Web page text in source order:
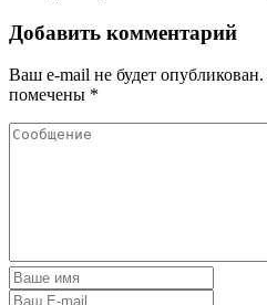
Добавить комментарий
Ваш e-mail не будет опубликован.
помечены *